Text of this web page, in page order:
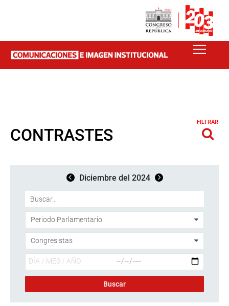
CONTRASTES
FILTRAR
Diciembre del 2024